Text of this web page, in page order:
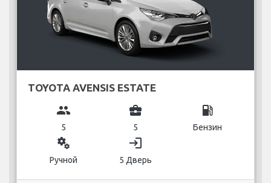
TOYOTA AVENSIS ESTATE
group
5
business_center
5
local_gas_station
Бензин
miscellaneous_services
Ручной
login
5 Дверь